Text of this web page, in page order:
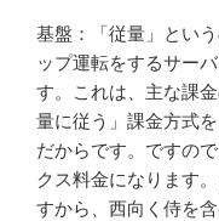
基盤：「従量」とい
ップ運転をするサー
す。これは、主な課
量に従う」課金方式
だからです。ですの
クス料金になります
すから、西向く侍を